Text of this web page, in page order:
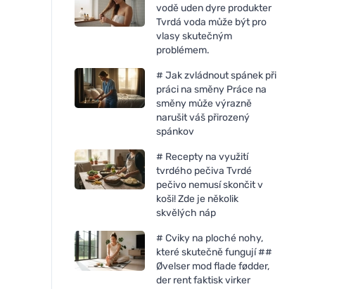
vodě uden dyre produkter
Tvrdá voda může být pro
vlasy skutečným
problémem.
# Jak zvládnout spánek při
práci na směny Práce na
směny může výrazně
narušit váš přirozený
spánkov
# Recepty na využití
tvrdého pečiva Tvrdé
pečivo nemusí skončit v
koši! Zde je několik
skvělých náp
# Cviky na ploché nohy,
které skutečně fungují ##
Øvelser mod flade fødder,
der rent faktisk virker